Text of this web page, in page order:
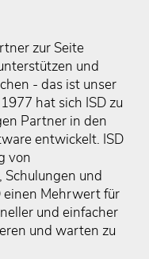
zur Seite
und
- das ist unser
hat sich ISD zu
Partner in den
entwickelt. ISD
von
und
einen Mehrwert für
und einfacher
und warten zu